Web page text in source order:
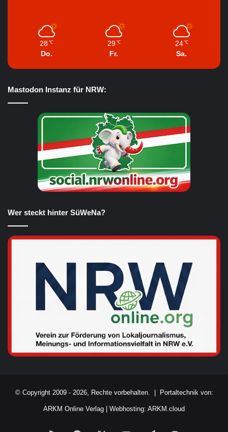
28 ℃
Do.
29 ℃
Fr.
24 ℃
Sa.
Mastodon Instanz für NRW:
Wer steckt hinter SüWeNa?
© Copyright 2009 - 2026, Rechte vorbehalten. | Portaltechnik von:
ARKM Online Verlag Webhosting: ARKM.cloud